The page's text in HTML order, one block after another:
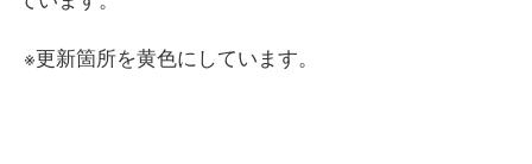
※更新箇所を黄色にしています。